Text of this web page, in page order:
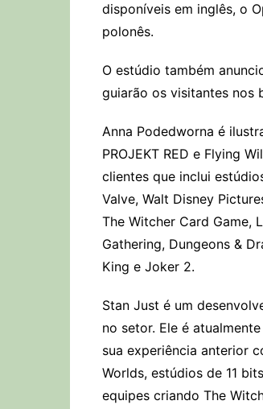
disponíveis em inglês, o
polonês.
O estúdio também
guiarão os visitantes nos
Anna Podedworna é
PROJEKT RED e Flying
clientes que inclui
Valve, Walt Disney
The Witcher Card Game,
Gathering, Dungeons &
King e Joker 2.
Stan Just é um
no setor. Ele é
sua experiência anterior
Worlds, estúdios de 11
equipes criando The